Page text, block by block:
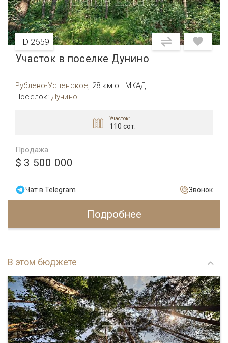
ID 2659
Участок в поселке Дунино
Рублево-Успенское, 28 км от МКАД
Посёлок: Дунино
Участок:
110 сот.
Продажа
$ 3 500 000
Чат в Telegram Звонок
Подробнее
В этом бюджете